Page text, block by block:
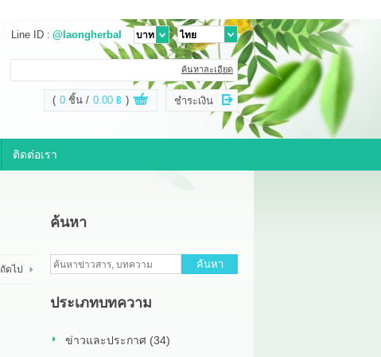
Line ID : @laongherbal
ค้นหาละเอียด
( 0 ชิ้น 0.00 ฿ ) ชำระเงิน
ติดต่อเรา
ถัดไป
ค้นหา
ค้นหา
ประเภทบทความ
ข่าวและประกาศ (34)